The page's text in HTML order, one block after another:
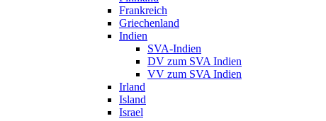
Frankreich
Griechenland
Indien
SVA-Indien
DV zum SVA Indien
VV zum SVA Indien
Irland
Island
Israel